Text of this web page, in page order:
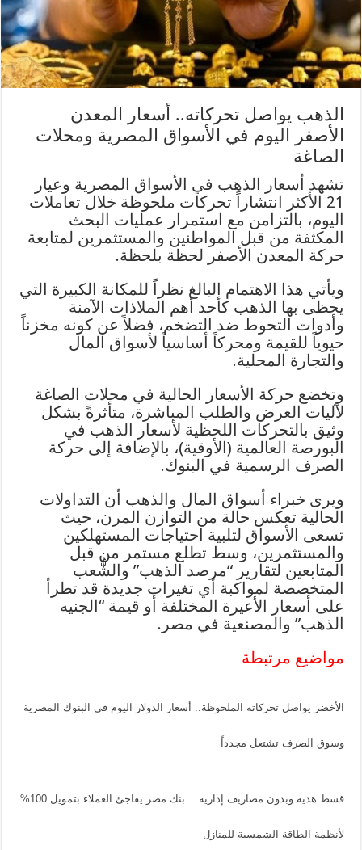
الذهب يواصل تحركاته.. أسعار المعدن
الأصفر اليوم في الأسواق المصرية ومحلات
الصاغة
تشهد أسعار الذهب في الأسواق المصرية وعيار
21 الأكثر انتشاراً تحركات ملحوظة خلال تعاملات
اليوم، بالتزامن مع استمرار عمليات البحث
المكثفة من قبل المواطنين والمستثمرين لمتابعة
حركة المعدن الأصفر لحظة بلحظة.
ويأتي هذا الاهتمام البالغ نظراً للمكانة الكبيرة التي
يحظى بها الذهب كأحد أهم الملاذات الآمنة
وأدوات التحوط ضد التضخم، فضلاً عن كونه مخزناً
حيوياً للقيمة ومحركاً أساسياً لأسواق المال
والتجارة المحلية.
وتخضع حركة الأسعار الحالية في محلات الصاغة
لآليات العرض والطلب المباشرة، متأثرةً بشكل
وثيق بالتحركات اللحظية لأسعار الذهب في
البورصة العالمية (الأوقية)، بالإضافة إلى حركة
الصرف الرسمية في البنوك.
ويرى خبراء أسواق المال والذهب أن التداولات
الحالية تعكس حالة من التوازن المرن، حيث
تسعى الأسواق لتلبية احتياجات المستهلكين
والمستثمرين، وسط تطلع مستمر من قبل
المتابعين لتقارير “مرصد الذهب” والشُّعب
المتخصصة لمواكبة أي تغيرات جديدة قد تطرأ
على أسعار الأعيرة المختلفة أو قيمة “الجنيه
الذهب” والمصنعية في مصر.
مواضيع مرتبطة
الأخضر يواصل تحركاته الملحوظة.. أسعار الدولار اليوم في البنوك المصرية
وسوق الصرف تشتعل مجدداً
قسط هدية وبدون مصاريف إدارية… بنك مصر يفاجئ العملاء بتمويل 100%
لأنظمة الطاقة الشمسية للمنازل